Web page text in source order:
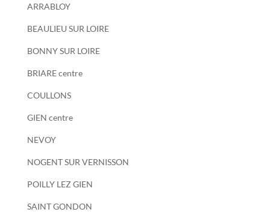
ARRABLOY
BEAULIEU SUR LOIRE
BONNY SUR LOIRE
BRIARE centre
COULLONS
GIEN centre
NEVOY
NOGENT SUR VERNISSON
POILLY LEZ GIEN
SAINT GONDON